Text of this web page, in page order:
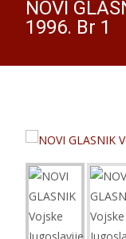
NOVI
1996. Br 1